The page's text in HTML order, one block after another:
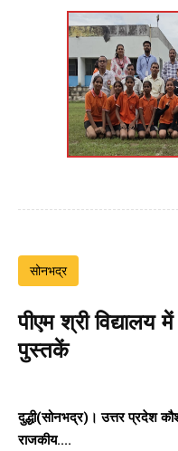
सोनभद्र
पीएम श्री विद्यालय
पुस्तकें
दुद्धी(सोनभद्र)। उत्तर प्रदेश
राजकीय....